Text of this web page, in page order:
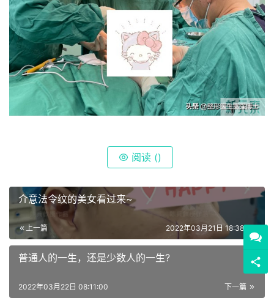
阅读 ()
介意法令纹的美女看过来~
上一篇 2022年03月21日 18:38:00
普通人的一生，还是少数人的一生?
下一篇
2022年03月22日 08:11:00